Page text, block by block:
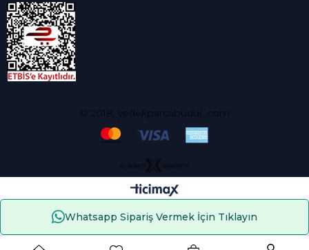
© 2018, yedekparcabudur..com
Whatsapp Sipariş Vermek İçin Tıklayın
Çerez Kullanımı